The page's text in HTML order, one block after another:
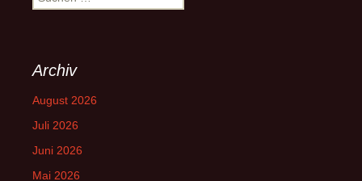
nach:
Archiv
August 2026
Juli 2026
Juni 2026
Mai 2026